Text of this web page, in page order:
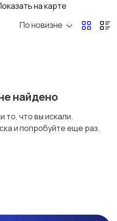
на карте
По новизне
найдено
то, что вы искали.
и попробуйте еще раз.